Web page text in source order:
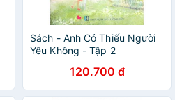
Sách - Anh Có Thiếu Người
Yêu Không - Tập 2
120.700 đ